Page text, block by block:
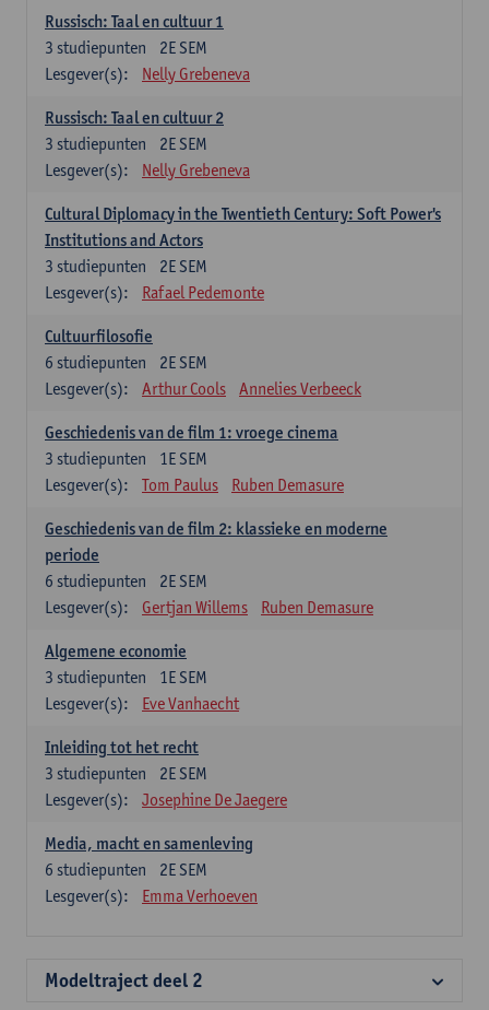
Russisch: Taal en cultuur 1
2E SEM
3 studiepunten
Lesgever(s):
Nelly Grebeneva
Russisch: Taal en cultuur 2
2E SEM
3 studiepunten
Lesgever(s):
Nelly Grebeneva
Cultural Diplomacy in the Twentieth Century: Soft Power's
Institutions and Actors
2E SEM
3 studiepunten
Lesgever(s):
Rafael Pedemonte
Cultuurfilosofie
2E SEM
6 studiepunten
Lesgever(s):
Arthur Cools Annelies Verbeeck
Geschiedenis van de film 1: vroege cinema
1E SEM
3 studiepunten
Lesgever(s):
Tom Paulus Ruben Demasure
Geschiedenis van de film 2: klassieke en moderne
periode
2E SEM
6 studiepunten
Lesgever(s):
Gertjan Willems Ruben Demasure
Algemene economie
1E SEM
3 studiepunten
Lesgever(s):
Eve Vanhaecht
Inleiding tot het recht
2E SEM
3 studiepunten
Lesgever(s):
Josephine De Jaegere
Media, macht en samenleving
2E SEM
6 studiepunten
Lesgever(s):
Emma Verhoeven
Modeltraject deel 2